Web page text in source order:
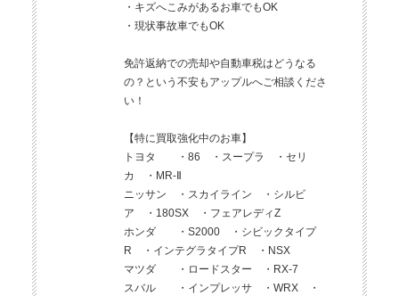
・キズへこみがあるお車でもOK
・現状事故車でもOK
免許返納での売却や自動車税はどうなる
の？という不安もアップルへご相談くださ
い！
【特に買取強化中のお車】
トヨタ ・86 ・スープラ ・セリ
カ ・MR-Ⅱ
ニッサン ・スカイライン ・シルビ
ア ・180SX ・フェアレディZ
ホンダ ・S2000 ・シビックタイプ
R ・インテグラタイプR ・NSX
マツダ ・ロードスター ・RX-7
スバル ・インプレッサ ・WRX ・